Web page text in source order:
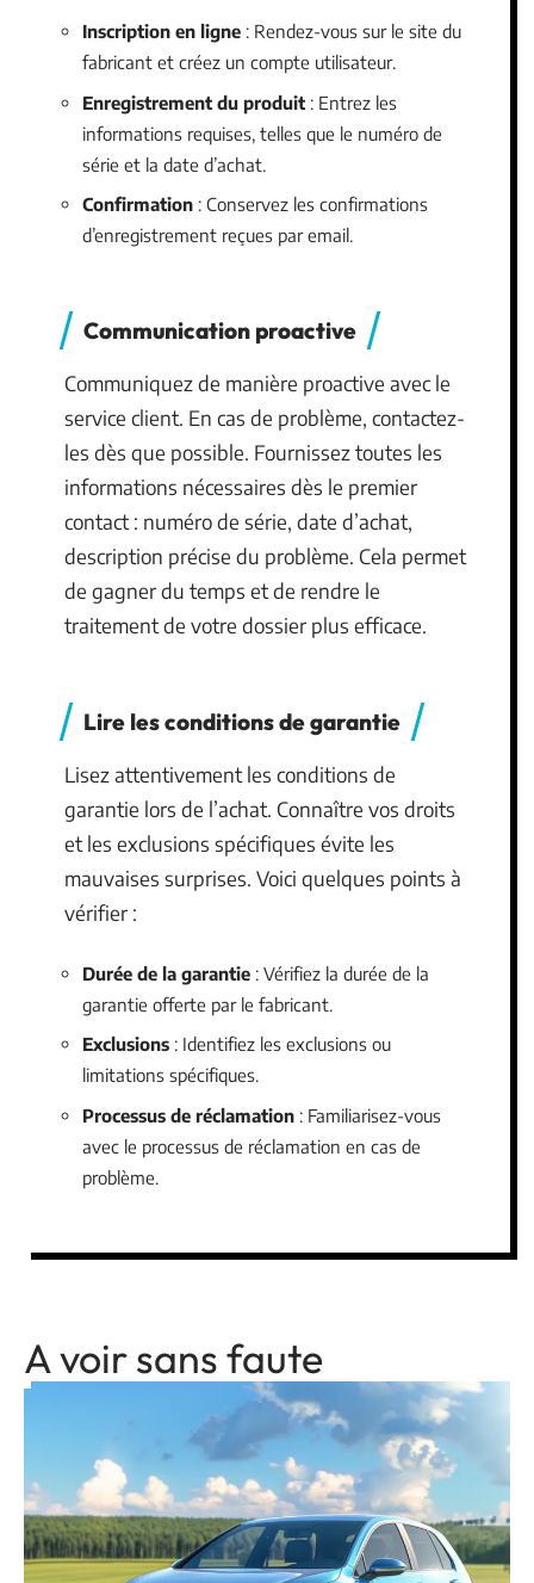
Inscription en ligne : Rendez-vous sur le site du
fabricant et créez un compte utilisateur.
Enregistrement du produit : Entrez les
informations requises, telles que le numéro de
série et la date d’achat.
Confirmation : Conservez les confirmations
d’enregistrement reçues par email.
Communication proactive
Communiquez de manière proactive avec le
service client. En cas de problème, contactez-
les dès que possible. Fournissez toutes les
informations nécessaires dès le premier
contact : numéro de série, date d’achat,
description précise du problème. Cela permet
de gagner du temps et de rendre le
traitement de votre dossier plus efficace.
Lire les conditions de garantie
Lisez attentivement les conditions de
garantie lors de l’achat. Connaître vos droits
et les exclusions spécifiques évite les
mauvaises surprises. Voici quelques points à
vérifier :
Durée de la garantie : Vérifiez la durée de la
garantie offerte par le fabricant.
Exclusions : Identifiez les exclusions ou
limitations spécifiques.
Processus de réclamation : Familiarisez-vous
avec le processus de réclamation en cas de
problème.
A voir sans faute